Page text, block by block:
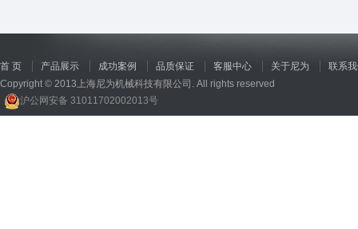
首 页 产品展示 成功案例 品质保证 客服中心 关于尼为
联系
Copyright © 2013上海尼为机械科技有限公司. All rights reserved
沪公网安备 31011702002013号